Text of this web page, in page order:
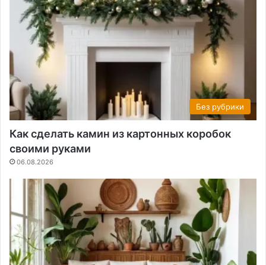
Без рубрики
Как сделать камин из картонных коробок
своими руками
06.08.2026